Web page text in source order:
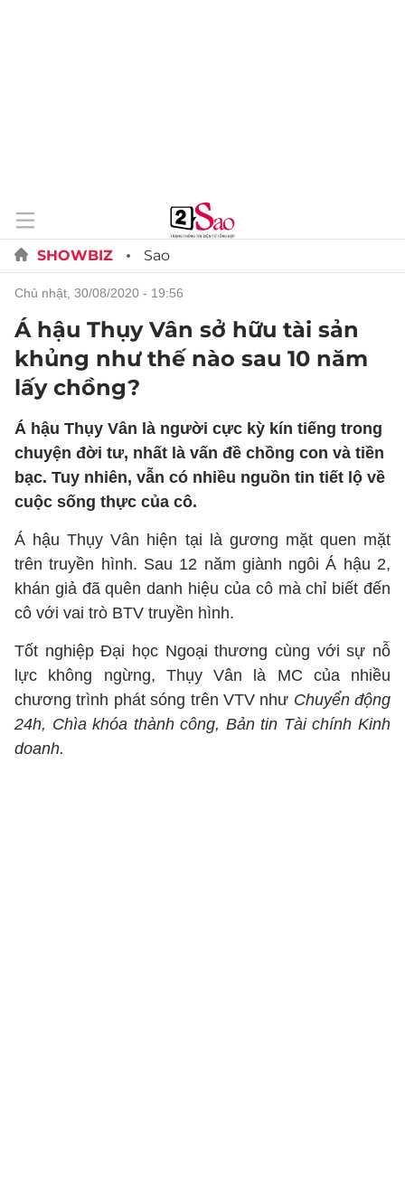
SHOWBIZ Sao
chủ nhật, 30/08/2020 - 19:56
Á hậu Thụy Vân sở hữu tài sản
khủng như thế nào sau 10 năm
lấy chồng?
Á hậu Thụy Vân là người cực kỳ kín tiếng trong
chuyện đời tư, nhất là vấn đề chồng con và tiền
bạc. Tuy nhiên, vẫn có nhiều nguồn tin tiết lộ về
cuộc sống thực của cô.
Á hậu Thụy Vân hiện tại là gương mặt quen mặt
trên truyền hình. Sau 12 năm giành ngôi Á hậu 2,
khán giả đã quên danh hiệu của cô mà chỉ biết đến
cô với vai trò BTV truyền hình.
Tốt nghiệp Đại học Ngoại thương cùng với sự nỗ
lực không ngừng, Thụy Vân là MC của nhiều
chương trình phát sóng trên VTV như Chuyển động
24h, Chìa khóa thành công, Bản tin Tài chính Kinh
doanh.